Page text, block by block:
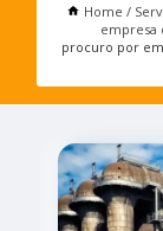
Home
empresa
procuro por